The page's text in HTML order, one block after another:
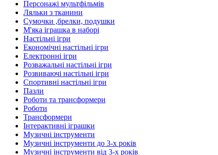
Персонажі мультфільмів
Ляльки з тканини
Сумочки ,брелки, подушки
М'яка іграшка в наборі
Настільні ігри
Економічні настільні ігри
Електронні ігри
Розважальні настільні ігри
Розвиваючі настільні ігри
Спортивні настільні ігри
Пазли
Роботи та трансформери
Роботи
Трансформери
Інтерактивні іграшки
Музичні інструменти
Музичні інструменти до 3-х років
Музичні інструменти від 3-х років